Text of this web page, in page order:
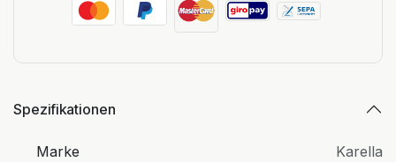
Spezifikationen
Marke Karella